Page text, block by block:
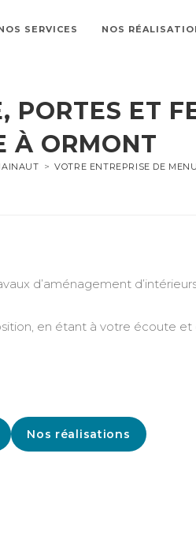
SERVICES NOS
PORTES ET
À ORMONT
> VOTRE ENTREPRISE DE
d’aménagement
en étant à votre écoute
Nos réalisations